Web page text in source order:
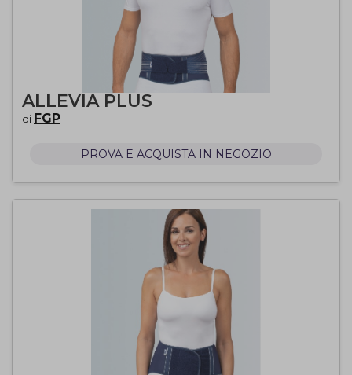
ALLEVIA PLUS
di FGP
PROVA E ACQUISTA IN NEGOZIO